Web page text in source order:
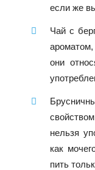
если же
Чай с
они
нельзя
как
пить